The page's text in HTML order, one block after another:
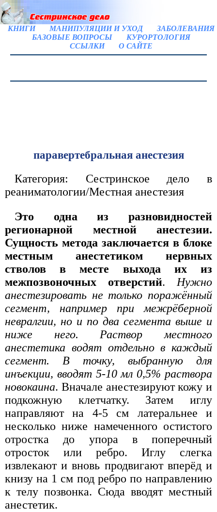
КНИГИ МАНИПУЛЯЦИИ И УХОД
ЗАБОЛЕВАНИЯ
БАЗОВЫЕ ВОПРОСЫ
КУРОРТОЛОГИЯ
ССЫЛКИ
О САЙТЕ
паравертебральная анестезия
Категория: Сестринское дело в
реаниматологии/Местная анестезия
Это одна из разновидностей
регионарной местной анестезии.
Сущность метода заключается в блоке
местным анестетиком нервных
стволов в месте выхода их из
межпозвоночных отверстий. Нужно
анестезировать не только поражённый
сегмент, например при межрёберной
невралгии, но и по два сегмента выше и
ниже него. Раствор местного
анестетика водят отдельно в каждый
сегмент. В точку, выбранную для
инъекции, вводят 5-10 мл 0,5% раствора
новокаина. Вначале анестезируют кожу и
подкожную клетчатку. Затем иглу
направляют на 4-5 см латеральнее и
несколько ниже намеченного остистого
отростка до упора в поперечный
отросток или ребро. Иглу слегка
извлекают и вновь продвигают вперёд и
книзу на 1 см под ребро по направлению
к телу позвонка. Сюда вводят местный
анестетик.